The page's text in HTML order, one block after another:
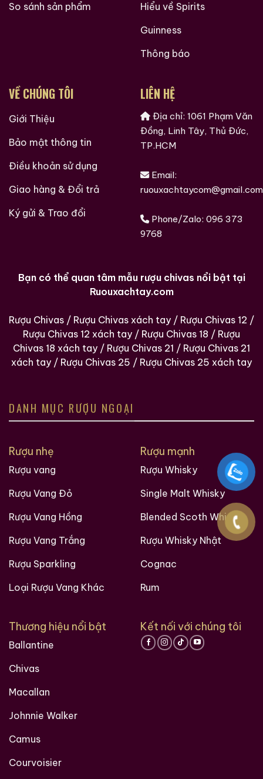
So sánh sản phẩm
Hiểu về Spirits
Guinness
Thông báo
VỀ CHÚNG TÔI
Giới Thiệu
Bảo mật thông tin
Điều khoản sử dụng
Giao hàng & Đổi trả
Ký gửi & Trao đổi
LIÊN HỆ
Địa chỉ: 1061 Phạm Văn
Đồng, Linh Tây, Thủ Đức,
TP.HCM
Email:
ruouxachtaycom@gmail.com
Phone/Zalo: 096 373
9768
Bạn có thể quan tâm mẫu rượu chivas nổi bật tại
Ruouxachtay.com
Rượu Chivas / Rượu Chivas xách tay / Rượu Chivas 12 /
Rượu Chivas 12 xách tay / Rượu Chivas 18 / Rượu
Chivas 18 xách tay / Rượu Chivas 21 / Rượu Chivas 21
xách tay / Rượu Chivas 25 / Rượu Chivas 25 xách tay
DANH MỤC RƯỢU NGOẠI
Rượu nhẹ
Rượu vang
Rượu Vang Đỏ
Rượu Vang Hồng
Rượu Vang Trắng
Rượu Sparkling
Loại Rượu Vang Khác
Rượu mạnh
Rượu Whisky
Single Malt Whisky
Blended Scoth Whisky
Rượu Whisky Nhật
Cognac
Rum
Thương hiệu nổi bật
Ballantine
Chivas
Macallan
Johnnie Walker
Camus
Courvoisier
Kết nối với chúng tôi